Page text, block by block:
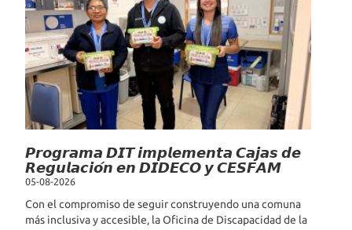
𝙋𝙧𝙤𝙜𝙧𝙖𝙢𝙖 𝘿𝙄𝙏 𝙞𝙢𝙥𝙡𝙚𝙢𝙚𝙣𝙩𝙖 𝘾𝙖𝙟𝙖𝙨 𝙙𝙚
𝙍𝙚𝙜𝙪𝙡𝙖𝙘𝙞𝙤́𝙣 𝙚𝙣 𝘿𝙄𝘿𝙀𝘾𝙊 𝙮 𝘾𝙀𝙎𝙁𝘼𝙈
05-08-2026
Con el compromiso de seguir construyendo una comuna
más inclusiva y accesible, la Oficina de Discapacidad de la